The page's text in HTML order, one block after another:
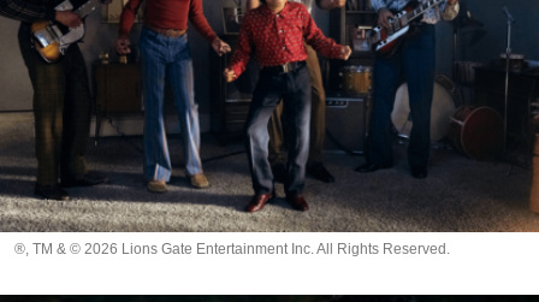
®, TM & © 2026 Lions Gate Entertainment Inc. All Rights Reserved.